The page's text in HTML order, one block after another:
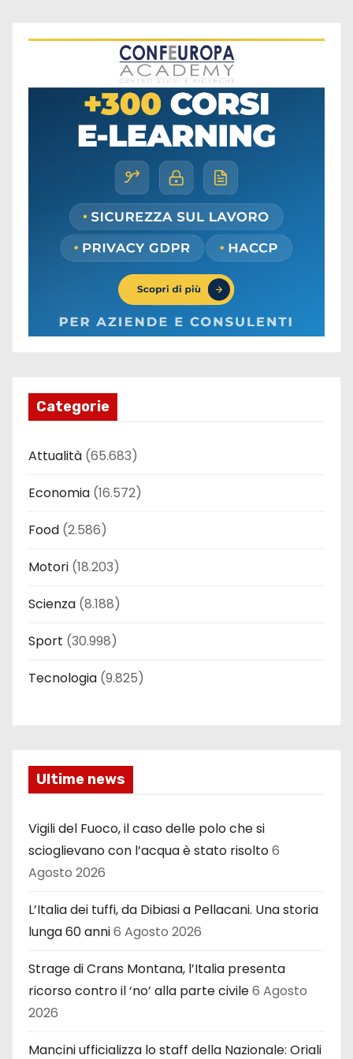
Categorie
Attualità (65.683)
Economia (16.572)
Food (2.586)
Motori (18.203)
Scienza (8.188)
Sport (30.998)
Tecnologia (9.825)
Ultime news
Vigili del Fuoco, il caso delle polo che si
scioglievano con l’acqua è stato risolto6
Agosto 2026
L’Italia dei tuffi, da Dibiasi a Pellacani. Una storia
lunga 60 anni6 Agosto 2026
Strage di Crans Montana, l’Italia presenta
ricorso contro il ‘no’ alla parte civile6 Agosto
2026
Mancini ufficializza lo staff della Nazionale: Oriali